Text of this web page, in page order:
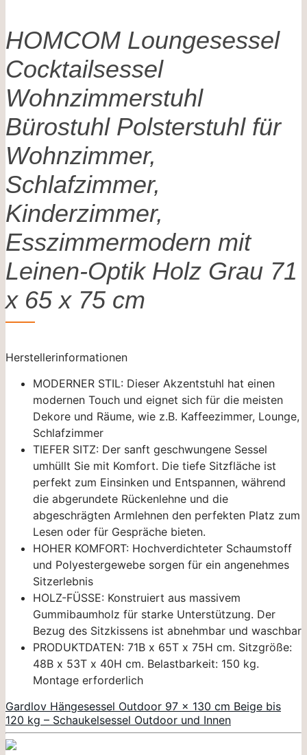
HOMCOM Loungesessel
Cocktailsessel
Wohnzimmerstuhl
Bürostuhl Polsterstuhl für
Wohnzimmer,
Schlafzimmer,
Kinderzimmer,
Esszimmermodern mit
Leinen-Optik Holz Grau 71
x 65 x 75 cm
Herstellerinformationen
MODERNER STIL: Dieser Akzentstuhl hat einen
modernen Touch und eignet sich für die meisten
Dekore und Räume, wie z.B. Kaffeezimmer, Lounge,
Schlafzimmer
TIEFER SITZ: Der sanft geschwungene Sessel
umhüllt Sie mit Komfort. Die tiefe Sitzfläche ist
perfekt zum Einsinken und Entspannen, während
die abgerundete Rückenlehne und die
abgeschrägten Armlehnen den perfekten Platz zum
Lesen oder für Gespräche bieten.
HOHER KOMFORT: Hochverdichteter Schaumstoff
und Polyestergewebe sorgen für ein angenehmes
Sitzerlebnis
HOLZ-FÜSSE: Konstruiert aus massivem
Gummibaumholz für starke Unterstützung. Der
Bezug des Sitzkissens ist abnehmbar und waschbar
PRODUKTDATEN: 71B x 65T x 75H cm. Sitzgröße:
48B x 53T x 40H cm. Belastbarkeit: 150 kg.
Montage erforderlich
Gardlov Hängesessel Outdoor 97 x 130 cm Beige bis
120 kg – Schaukelsessel Outdoor und Innen